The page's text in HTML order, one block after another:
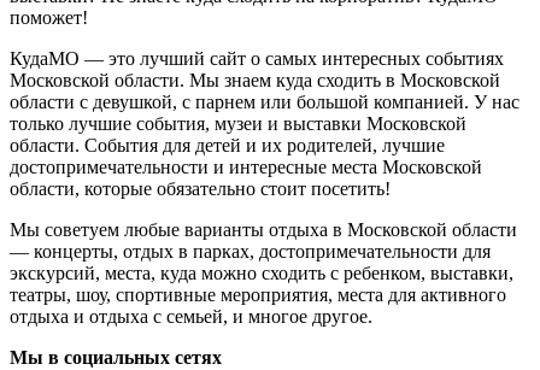
поможет!
КудаМО — это лучший сайт о самых интересных событиях
Московской области. Мы знаем куда сходить в Московской
области с девушкой, с парнем или большой компанией. У нас
только лучшие события, музеи и выставки Московской
области. События для детей и их родителей, лучшие
достопримечательности и интересные места Московской
области, которые обязательно стоит посетить!
Мы советуем любые варианты отдыха в Московской области
— концерты, отдых в парках, достопримечательности для
экскурсий, места, куда можно сходить с ребенком, выставки,
театры, шоу, спортивные мероприятия, места для активного
отдыха и отдыха с семьей, и многое другое.
Мы в социальных сетях